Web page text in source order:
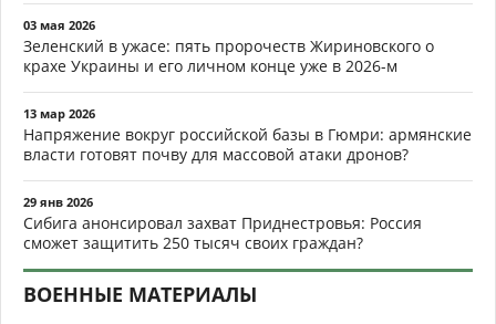
03 мая 2026
Зеленский в ужасе: пять пророчеств Жириновского о
крахе Украины и его личном конце уже в 2026-м
13 мар 2026
Напряжение вокруг российской базы в Гюмри: армянские
власти готовят почву для массовой атаки дронов?
29 янв 2026
Сибига анонсировал захват Приднестровья: Россия
сможет защитить 250 тысяч своих граждан?
ВОЕННЫЕ МАТЕРИАЛЫ